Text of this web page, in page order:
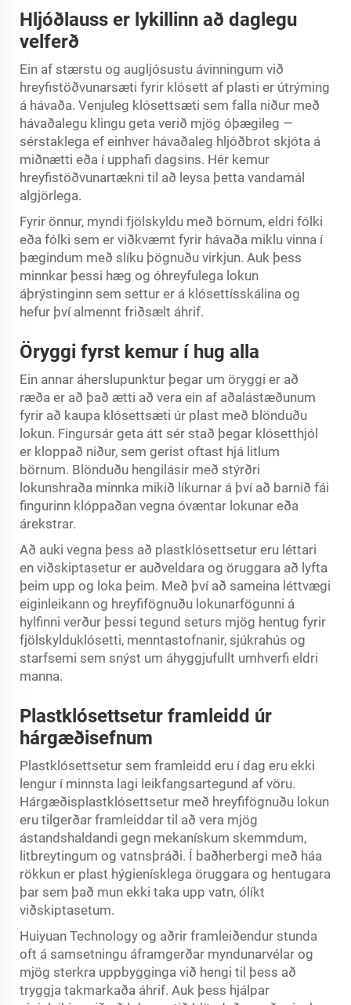
Hljóðlauss er lykillinn að daglegu
velferð
Ein af stærstu og augljósustu ávinningum við
hreyfistöðvunarsæti fyrir klósett af plasti er útrýming
á hávaða. Venjuleg klósettsæti sem falla niður með
hávaðalegu klingu geta verið mjög óþægileg —
sérstaklega ef einhver hávaðaleg hljóðbrot skjóta á
miðnætti eða í upphafi dagsins. Hér kemur
hreyfistöðvunartækni til að leysa þetta vandamál
algjörlega.
Fyrir önnur, myndi fjölskyldu með börnum, eldri fólki
eða fólki sem er viðkvæmt fyrir hávaða miklu vinna í
þægindum með slíku þögnuðu virkjun. Auk þess
minnkar þessi hæg og óhreyfulega lokun
áþrýstinginn sem settur er á klósettísskálina og
hefur því almennt friðsælt áhrif.
Öryggi fyrst kemur í hug alla
Ein annar áherslupunktur þegar um öryggi er að
ræða er að það ætti að vera ein af aðalástæðunum
fyrir að kaupa klósettsæti úr plast með blönduðu
lokun. Fingursár geta átt sér stað þegar klósetthjól
er kloppað niður, sem gerist oftast hjá litlum
börnum. Blönduðu hengilásir með stýrðri
lokunshraða minnka mikið líkurnar á því að barnið fái
fingurinn klóppaðan vegna óvæntar lokunar eða
árekstrar.
Að auki vegna þess að plastklósettsetur eru léttari
en viðskiptasetur er auðveldara og öruggara að lyfta
þeim upp og loka þeim. Með því að sameina léttvægi
eiginleikann og hreyfifögnuðu lokunarfögunni á
hylfinni verður þessi tegund seturs mjög hentug fyrir
fjölskylduklósetti, menntastofnanir, sjúkrahús og
starfsemi sem snýst um áhyggjufullt umhverfi eldri
manna.
Plastklósettsetur framleidd úr
hárgæðisefnum
Plastklósettsetur sem framleidd eru í dag eru ekki
lengur í minnsta lagi leikfangsartegund af vöru.
Hárgæðisplastklósettsetur með hreyfifögnuðu lokun
eru tilgerðar framleiddar til að vera mjög
ástandshaldandi gegn mekanískum skemmdum,
litbreytingum og vatnsþráði. Í baðherbergi með háa
rökkun er plast hýgienísklega öruggara og hentugara
þar sem það mun ekki taka upp vatn, ólíkt
viðskiptasetum.
Huiyuan Technology og aðrir framleiðendur stunda
oft á samsetningu áframgerðar myndunarvélar og
mjög sterkra uppbygginga við hengi til þess að
tryggja takmarkaða áhrif. Auk þess hjálpar